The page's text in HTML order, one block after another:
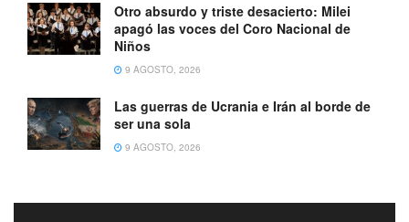
Otro absurdo y triste desacierto: Milei
apagó las voces del Coro Nacional de
Niños
9 AGOSTO, 2026
Las guerras de Ucrania e Irán al borde de
ser una sola
9 AGOSTO, 2026